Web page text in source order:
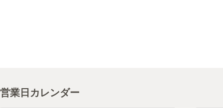
営業日カレンダー